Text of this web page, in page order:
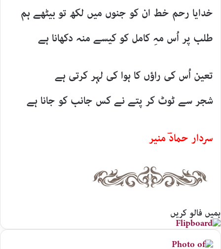
خدایا رحم خط ان کو جنوں میں لکھ تو بیٹھے ہم
طلب پر اُس مہِ کامل کو کیسے منہ دکھانا ہے
تعین اُس کی راؤں کا ہوا کی لہر کرتی ہے
شجر سے ٹوٹ کر پتے نے کس جانب کو جانا ہے
سردار حمادؔ منیر
ہمیں فالو کریں